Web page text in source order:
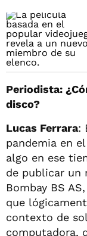
Periodista:
disco?
Lucas Ferrara:
pandemia en
algo en ese
de publicar un
Bombay BS
que
contexto de
computadora,